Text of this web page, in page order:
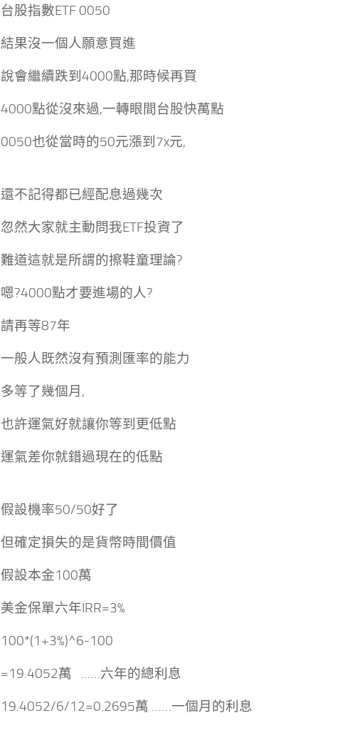
台股指數ETF 0050
結果沒一個人願意買進
說會繼續跌到4000點,那時候再買
4000點從沒來過,一轉眼間台股快萬點
0050也從當時的50元漲到7x元,
還不記得都已經配息過幾次
忽然大家就主動問我ETF投資了
難道這就是所謂的擦鞋童理論?
嗯?4000點才要進場的人?
請再等87年
一般人既然沒有預測匯率的能力
多等了幾個月,
也許運氣好就讓你等到更低點
運氣差你就錯過現在的低點
假設機率50/50好了
但確定損失的是貨幣時間價值
假設本金100萬
美金保單六年IRR=3%
100*(1+3%)^6-100
=19.4052萬 ……六年的總利息
19.4052/6/12=0.2695萬 ……一個月的利息